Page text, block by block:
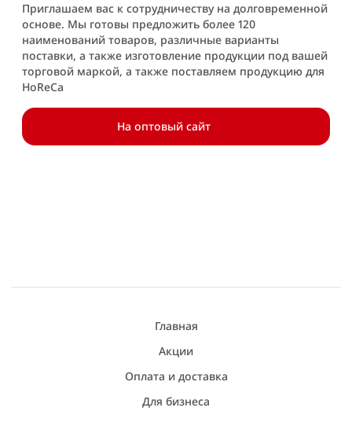
Приглашаем вас к сотрудничеству на долговременной
основе. Мы готовы предложить более 120
наименований товаров, различные варианты
поставки, а также изготовление продукции под вашей
торговой маркой, а также поставляем продукцию для
HoReCa
На оптовый сайт
Главная
Акции
Оплата и доставка
Для бизнеса